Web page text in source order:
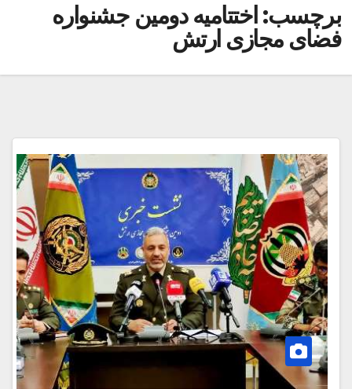
برچسب: اختتامیه دومین جشنواره
فضای مجازی ارتش